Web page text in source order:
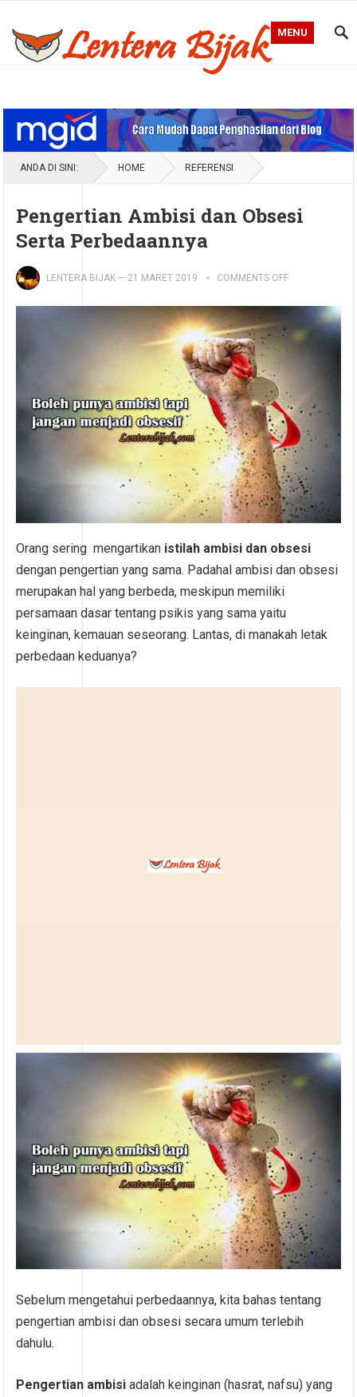
MENU
ANDA DI SINI: HOME REFERENSI
Pengertian Ambisi dan Obsesi
Serta Perbedaannya
LENTERA BIJAK — 21 MARET 2019 COMMENTS OFF
Orang sering mengartikan istilah ambisi dan obsesi
dengan pengertian yang sama. Padahal ambisi dan obsesi
merupakan hal yang berbeda, meskipun memiliki
persamaan dasar tentang psikis yang sama yaitu
keinginan, kemauan seseorang. Lantas, di manakah letak
perbedaan keduanya?
Sebelum mengetahui perbedaannya, kita bahas tentang
pengertian ambisi dan obsesi secara umum terlebih
dahulu.
Pengertian ambisi adalah keinginan (hasrat, nafsu) yang